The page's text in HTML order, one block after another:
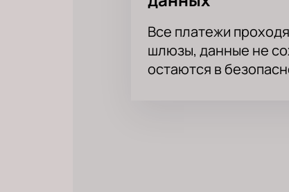
Все платежи
шлюзы, данные не
остаются в